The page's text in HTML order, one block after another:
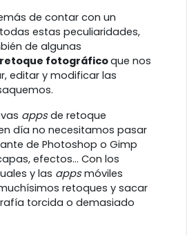
de contar con un
estas peculiaridades,
de algunas
fotográficoque nos
editar y modificar las
appsde retoque
día no necesitamos pasar
de Photoshop o Gimp
efectos... Con los
y las appsmóviles
retoques y sacar
torcida o demasiado